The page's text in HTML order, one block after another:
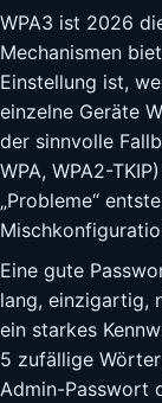
WPA3 ist 2026
Mechanismen
Einstellung ist,
einzelne Geräte
der sinnvolle
WPA, WPA2-
„Probleme“
Eine gute
lang, einzigartig,
ein starkes
5 zufällige
Admin-Passwort